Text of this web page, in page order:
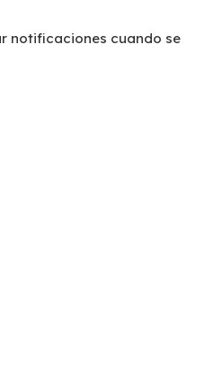
notificaciones cuando se